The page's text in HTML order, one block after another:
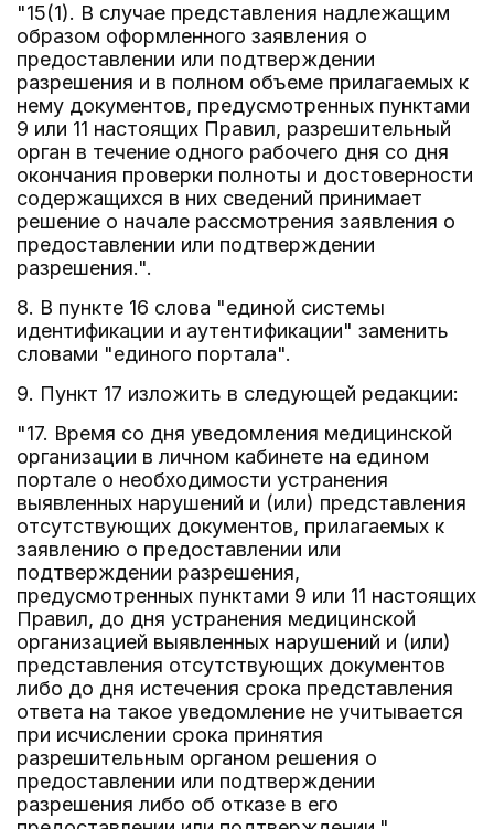
"15(1). В случае представления надлежащим
образом оформленного заявления о
предоставлении или подтверждении
разрешения и в полном объеме прилагаемых к
нему документов, предусмотренных пунктами
9 или 11 настоящих Правил, разрешительный
орган в течение одного рабочего дня со дня
окончания проверки полноты и достоверности
содержащихся в них сведений принимает
решение о начале рассмотрения заявления о
предоставлении или подтверждении
разрешения.".
8. В пункте 16 слова "единой системы
идентификации и аутентификации" заменить
словами "единого портала".
9. Пункт 17 изложить в следующей редакции:
"17. Время со дня уведомления медицинской
организации в личном кабинете на едином
портале о необходимости устранения
выявленных нарушений и (или) представления
отсутствующих документов, прилагаемых к
заявлению о предоставлении или
подтверждении разрешения,
предусмотренных пунктами 9 или 11 настоящих
Правил, до дня устранения медицинской
организацией выявленных нарушений и (или)
представления отсутствующих документов
либо до дня истечения срока представления
ответа на такое уведомление не учитывается
при исчислении срока принятия
разрешительным органом решения о
предоставлении или подтверждении
разрешения либо об отказе в его